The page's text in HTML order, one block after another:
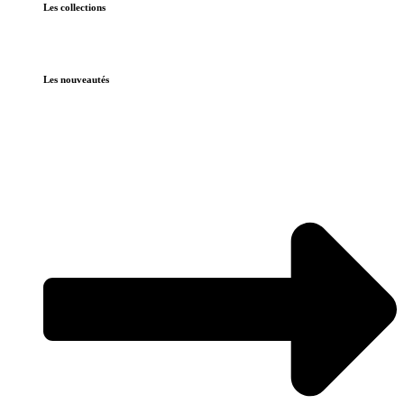
Les collections
Les nouveautés